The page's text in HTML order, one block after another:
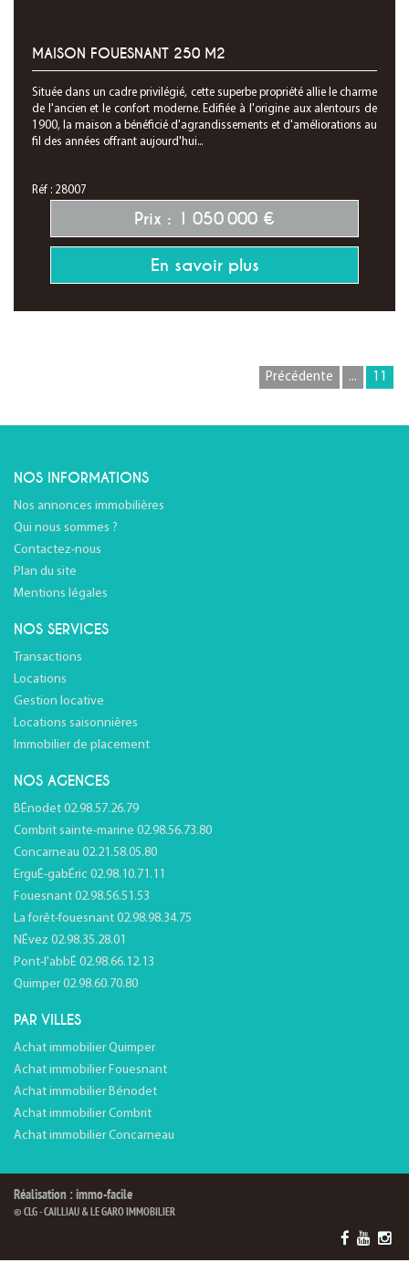
MAISON FOUESNANT 250 M2
Située dans un cadre privilégié, cette superbe propriété allie le charme
de l'ancien et le confort moderne. Edifiée à l'origine aux alentours de
1900, la maison a bénéficié d'agrandissements et d'améliorations au
fil des années offrant aujourd'hui...
Réf : 28007
Prix : 1 050 000 €
En savoir plus
Précédente ... 11
NOS INFORMATIONS
Nos annonces immobilières
Qui nous sommes ?
Contactez-nous
Plan du site
Mentions légales
NOS SERVICES
Transactions
Locations
Gestion locative
Locations saisonnières
Immobilier de placement
NOS AGENCES
BÉnodet 02.98.57.26.79
Combrit sainte-marine 02.98.56.73.80
Concarneau 02.21.58.05.80
ErguÉ-gabÉric 02.98.10.71.11
Fouesnant 02.98.56.51.53
La forêt-fouesnant 02.98.98.34.75
NÉvez 02.98.35.28.01
Pont-l'abbÉ 02.98.66.12.13
Quimper 02.98.60.70.80
PAR VILLES
Achat immobilier Quimper
Achat immobilier Fouesnant
Achat immobilier Bénodet
Achat immobilier Combrit
Achat immobilier Concarneau
Réalisation : immo-facile
© CLG - CAILLIAU & LE GARO IMMOBILIER